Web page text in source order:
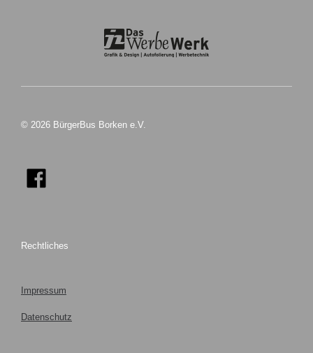
© 2026 BürgerBus Borken e.V.
Rechtliches
Impressum
Datenschutz